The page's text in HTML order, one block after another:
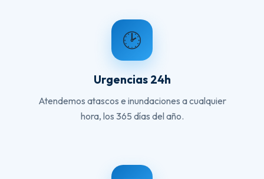
🕑
Urgencias 24h
Atendemos atascos e inundaciones a cualquier
hora, los 365 días del año.